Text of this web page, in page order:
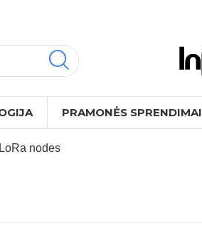
PRAMONĖS SPRENDIMAI
LoRa nodes